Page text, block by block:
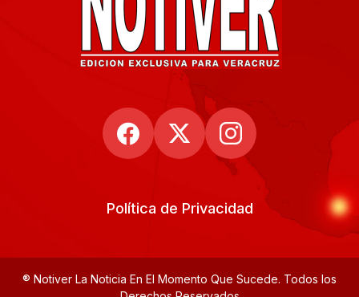
Política de Privacidad
® Notiver La Noticia En El Momento Que Sucede. Todos los